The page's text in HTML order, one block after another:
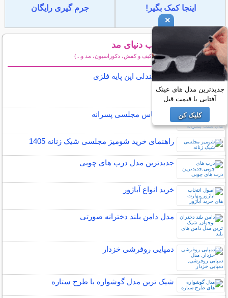
اینجا کمک بگیر!
جرم گیری رایگان
تازه ترین مطالب دنیای مد
(طلا و جواهرات، لباس و کیف و کفش، دکوراسیون، مد و...)
سایر مطالب دنیای مد
مدل صندلی اپن پایه فلزی
مدل لباس مجلسی پسرانه
راهنمای خرید شومیز مجلسی شیک زنانه 1405
جدیدترین مدل درب های چوبی
خرید انواع آباژور
مدل دامن بلند دخترانه صورتی
دمپایی روفرشی خزدار
شیک ترین مدل گوشواره با طرح ستاره
×
جدیدترین مدل های عینک
آفتابی با قیمت قبل
کلیک کن